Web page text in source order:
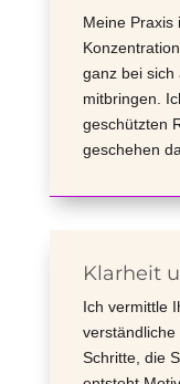
Meine Praxis
ganz bei sich
mitbringen.
geschützten
geschehen
Klarheit
Ich vermittle
Schritte, die